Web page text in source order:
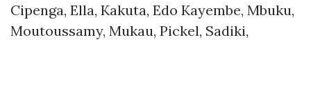
Cipenga, Ella, Kakuta, Edo Kayembe, Mbuku,
Moutoussamy, Mukau, Pickel, Sadiki,